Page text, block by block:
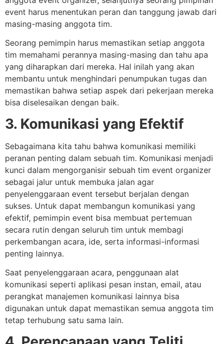
event harus menentukan peran dan tanggung jawab dari
masing-masing anggota tim.
Seorang pemimpin harus memastikan setiap anggota
tim memahami perannya masing-masing dan tahu apa
yang diharapkan dari mereka. Hal inilah yang akan
membantu untuk menghindari penumpukan tugas dan
memastikan bahwa setiap aspek dari pekerjaan mereka
bisa diselesaikan dengan baik.
3. Komunikasi yang Efektif
Sebagaimana kita tahu bahwa komunikasi memiliki
peranan penting dalam sebuah tim. Komunikasi menjadi
kunci dalam mengorganisir sebuah tim event organizer
sebagai jalur untuk membuka jalan agar
penyelenggaraan event tersebut berjalan dengan
sukses. Untuk dapat membangun komunikasi yang
efektif, pemimpin event bisa membuat pertemuan
secara rutin dengan seluruh tim untuk membagi
perkembangan acara, ide, serta informasi-informasi
penting lainnya.
Saat penyelenggaraan acara, penggunaan alat
komunikasi seperti aplikasi pesan instan, email, atau
perangkat manajemen komunikasi lainnya bisa
digunakan untuk dapat memastikan semua anggota tim
tetap terhubung satu sama lain.